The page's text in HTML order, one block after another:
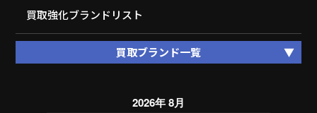
買取強化ブランドリスト
買取ブランド一覧
2026年 8月